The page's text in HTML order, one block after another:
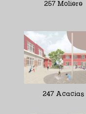
257 Moliere
247 Acacias